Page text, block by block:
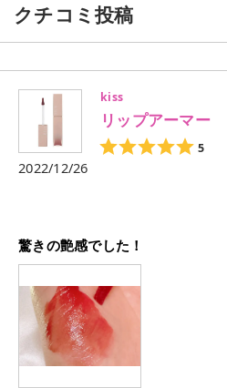
クチコミ投稿
kiss
リップアーマー
5
2022/12/26
驚きの艶感でした！